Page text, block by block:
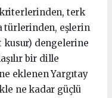
kriterlerinden, terk
türlerinden, eşlerin
kusur) dengelerine
bir dille
eklenen Yargıtay
ne kadar güçlü